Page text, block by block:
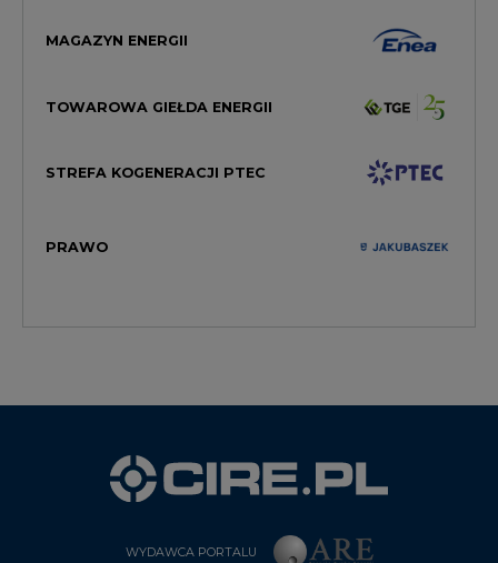
MAGAZYN ENERGII
TOWAROWA GIEŁDA ENERGII
STREFA KOGENERACJI PTEC
PRAWO
WYDAWCA PORTALU